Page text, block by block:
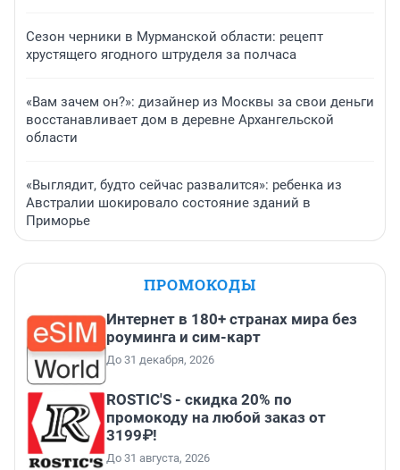
Сезон черники в Мурманской области: рецепт
хрустящего ягодного штруделя за полчаса
«Вам зачем он?»: дизайнер из Москвы за свои деньги
восстанавливает дом в деревне Архангельской
области
«Выглядит, будто сейчас развалится»: ребенка из
Австралии шокировало состояние зданий в
Приморье
ПРОМОКОДЫ
Интернет в 180+ странах мира без
роуминга и сим-карт
До 31 декабря, 2026
ROSTIC'S - скидка 20% по
промокоду на любой заказ от
3199₽!
До 31 августа, 2026